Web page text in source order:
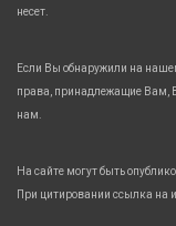
несет.
Если Вы обнаружили на
права, принадлежащие Вам,
нам.
На сайте могут быть
При цитировании ссылка на